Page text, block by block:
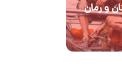
و رمان